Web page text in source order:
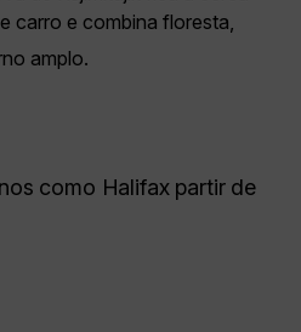
carro e combina floresta,
amplo.
como Halifax partir de